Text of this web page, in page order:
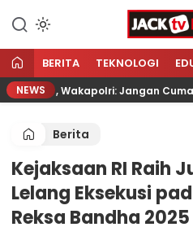
konten
Sumber
BERITA TEKNOLOGI
NEWSWakapolri: Jangan Cuma
Berita
Kejaksaan RI Raih
Lelang Eksekusi
Reksa Bandha 2025